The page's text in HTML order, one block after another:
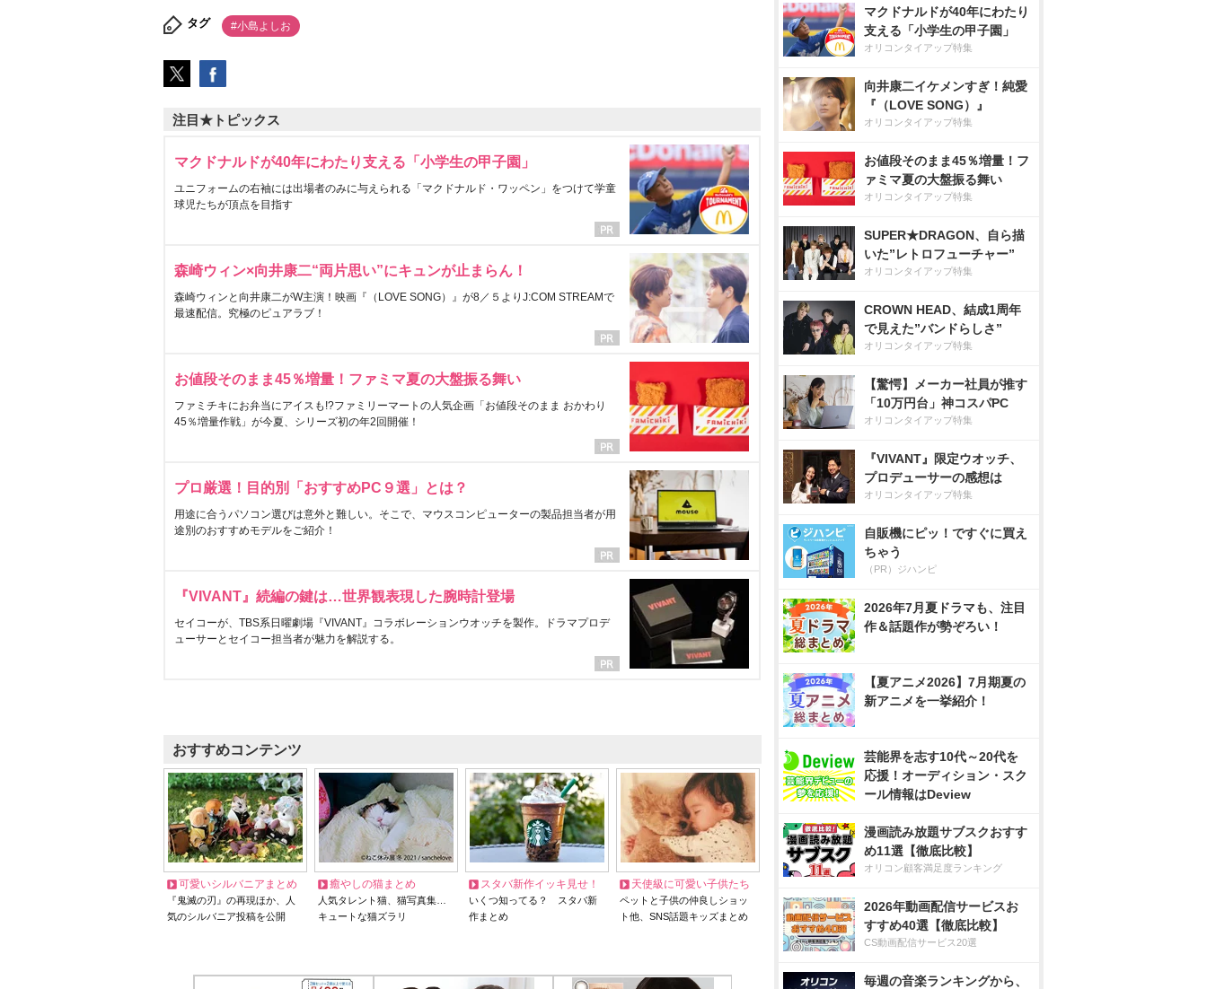
タグ #小島よしお
注目★トピックス
マクドナルドが40年にわたり支える「小学生の甲子園」
ユニフォームの右袖には出場者のみに与えられる「マクドナルド・ワッペン」をつけて学童
球児たちが頂点を目指す
森崎ウィン×向井康二“両片思い”にキュンが止まらん！
森崎ウィンと向井康二がW主演！映画『（LOVE SONG）』が8／５よりJ:COM STREAMで
最速配信。究極のピュアラブ！
お値段そのまま45％増量！ファミマ夏の大盤振る舞い
ファミチキにお弁当にアイスも!?ファミリーマートの人気企画「お値段そのまま おかわり
45％増量作戦」が今夏、シリーズ初の年2回開催！
プロ厳選！目的別「おすすめPC９選」とは？
用途に合うパソコン選びは意外と難しい。そこで、マウスコンピューターの製品担当者が用
途別のおすすめモデルをご紹介！
『VIVANT』続編の鍵は…世界観表現した腕時計登場
セイコーが、TBS系日曜劇場『VIVANT』コラボレーションウオッチを製作。ドラマプロデ
ューサーとセイコー担当者が魅力を解説する。
おすすめコンテンツ
可愛いシルバニアまとめ
『鬼滅の刃』の再現ほか、人
気のシルバニア投稿を公開
癒やしの猫まとめ
人気タレント猫、猫写真集…
キュートな猫ズラリ
スタバ新作イッキ見せ！
いくつ知ってる？ スタバ新
作まとめ
天使級に可愛い子供たち
ペットと子供の仲良しショッ
ト他、SNS話題キッズまとめ
マクドナルドが40年にわたり
支える「小学生の甲子園」
オリコンタイアップ特集
向井康二イケメンすぎ！純愛
『（LOVE SONG）』
オリコンタイアップ特集
お値段そのまま45％増量！フ
ァミマ夏の大盤振る舞い
オリコンタイアップ特集
SUPER★DRAGON、自ら描
いた”レトロフューチャー”
オリコンタイアップ特集
CROWN HEAD、結成1周年
で見えた”バンドらしさ”
オリコンタイアップ特集
【驚愕】メーカー社員が推す
「10万円台」神コスパPC
オリコンタイアップ特集
『VIVANT』限定ウオッチ、
プロデューサーの感想は
オリコンタイアップ特集
自販機にピッ！ですぐに買え
ちゃう
（PR）ジハンピ
2026年7月夏ドラマも、注目
作＆話題作が勢ぞろい！
【夏アニメ2026】7月期夏の
新アニメを一挙紹介！
芸能界を志す10代～20代を
応援！オーディション・スク
ール情報はDeview
漫画読み放題サブスクおすす
め11選【徹底比較】
オリコン顧客満足度ランキング
2026年動画配信サービスお
すすめ40選【徹底比較】
CS動画配信サービス20選
毎週の音楽ランキングから、